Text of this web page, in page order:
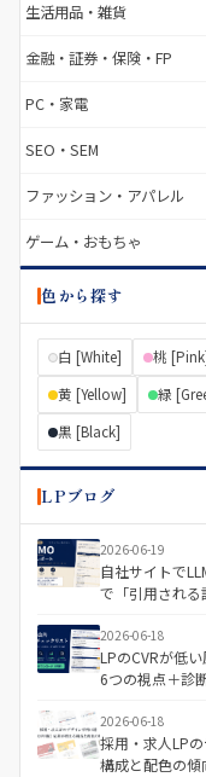
生活用品・雑貨
金融・証券・保険・FP
PC・家電
SEO・SEM
ファッション・アパレル
ゲーム・おもちゃ
色から探す
白 [White] 桃
黄 [Yellow]
緑
黒 [Black]
LPブログ
2026-06-19
自社サイトで
で「引用され
2026-06-18
LPのCVRが低
6つの視点＋診
2026-06-18
採用・求人LP
構成と配色の傾